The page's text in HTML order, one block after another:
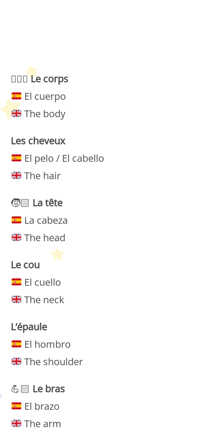
🧍🏻‍♀️Le corps
El cuerpo
The body
Les cheveux
El pelo / El cabello
The hair
🧒🏻 La tête
La cabeza
The head
Le cou
El cuello
The neck
L’épaule
El hombro
The shoulder
💪🏻 Le bras
El brazo
The arm